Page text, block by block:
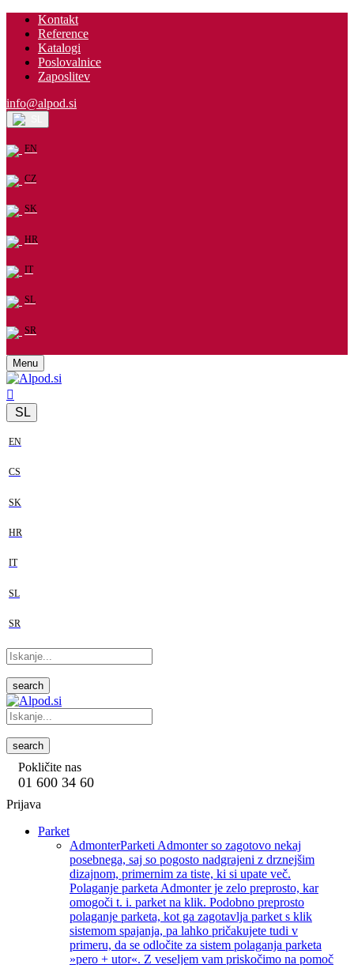
Kontakt
Reference
Katalogi
Poslovalnice
Zaposlitev
info@alpod.si
EN
CZ
SK
HR
IT
SL
SR
Menu
SL
EN
CS
SK
HR
IT
SL
SR
search
search
Pokličite nas
01 600 34 60
Prijava
Parket
AdmonterParketi Admonter so zagotovo nekaj
posebnega, saj so pogosto nadgrajeni z drznejšim
dizajnom, primernim za tiste, ki si upate več.
Polaganje parketa Admonter je zelo preprosto, kar
omogoči t. i. parket na klik. Podobno preprosto
polaganje parketa, kot ga zagotavlja parket s klik
sistemom spajanja, pa lahko pričakujete tudi v
primeru, da se odločite za sistem polaganja parketa
»pero + utor«. Z veseljem vam priskočimo na pomoč